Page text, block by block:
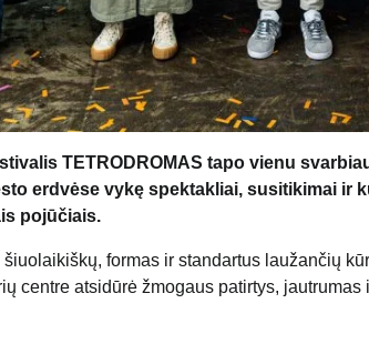
TETRODROMAS tapo vienu
erdvėse vykę spektakliai, susitikimai ir
pojūčiais.
formas ir standartus laužančių
centre atsidūrė žmogaus patirtys, jautrumas